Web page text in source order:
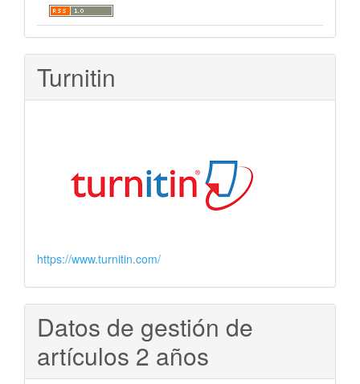
Turnitin
https://www.turnitin.com/
Datos de gestión de
artículos 2 años